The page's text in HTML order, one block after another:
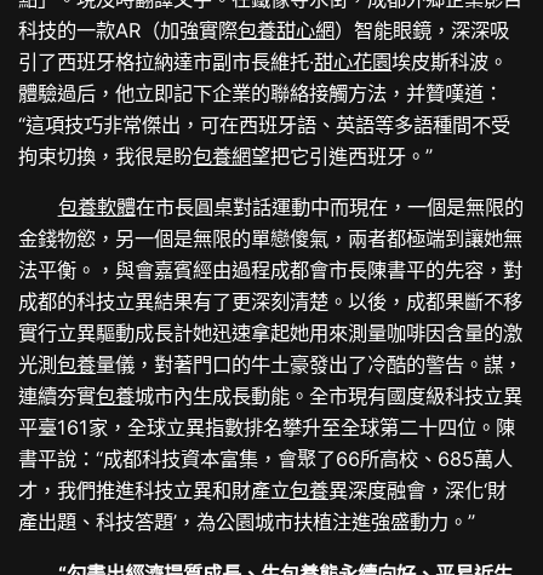
科技的一款AR（加強實際包養甜心網）智能眼鏡，深深吸
引了西班牙格拉納達市副市長維托·甜心花園埃皮斯科波。
體驗過后，他立即記下企業的聯絡接觸方法，并贊嘆道：
“這項技巧非常傑出，可在西班牙語、英語等多語種間不受
拘束切換，我很是盼包養網望把它引進西班牙。”
包養軟體在市長圓桌對話運動中而現在，一個是無限的
金錢物慾，另一個是無限的單戀傻氣，兩者都極端到讓她無
法平衡。，與會嘉賓經由過程成都會市長陳書平的先容，對
成都的科技立異結果有了更深刻清楚。以後，成都果斷不移
實行立異驅動成長計她迅速拿起她用來測量咖啡因含量的激
光測包養量儀，對著門口的牛土豪發出了冷酷的警告。謀，
連續夯實包養城市內生成長動能。全市現有國度級科技立異
平臺161家，全球立異指數排名攀升至全球第二十四位。陳
書平說：“成都科技資本富集，會聚了66所高校、685萬人
才，我們推進科技立異和財產立包養異深度融會，深化‘財
產出題、科技答題’，為公園城市扶植注進強盛動力。”